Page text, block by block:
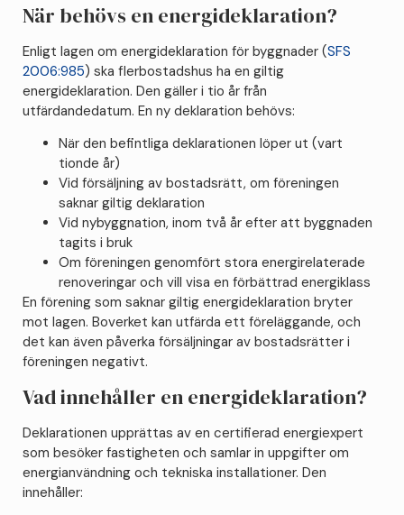
När behövs en energideklaration?
Enligt lagen om energideklaration för byggnader (SFS
2006:985) ska flerbostadshus ha en giltig
energideklaration. Den gäller i tio år från
utfärdandedatum. En ny deklaration behövs:
När den befintliga deklarationen löper ut (vart
tionde år)
Vid försäljning av bostadsrätt, om föreningen
saknar giltig deklaration
Vid nybyggnation, inom två år efter att byggnaden
tagits i bruk
Om föreningen genomfört stora energirelaterade
renoveringar och vill visa en förbättrad energiklass
En förening som saknar giltig energideklaration bryter
mot lagen. Boverket kan utfärda ett föreläggande, och
det kan även påverka försäljningar av bostadsrätter i
föreningen negativt.
Vad innehåller en energideklaration?
Deklarationen upprättas av en certifierad energiexpert
som besöker fastigheten och samlar in uppgifter om
energianvändning och tekniska installationer. Den
innehåller: